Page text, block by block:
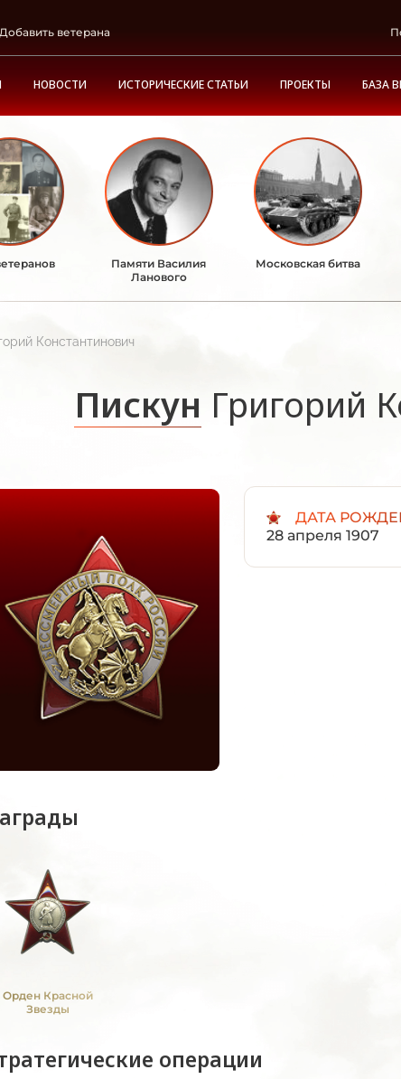
Добавить ветерана
НОВОСТИ ИСТОРИЧЕСКИЕ СТАТЬИ ПРОЕКТЫ БАЗА
Памяти Василия
Ланового
Московская битва
Константинович
Пискун Григорий
ДАТА
28 апреля 1907
Орден Красной
Звезды
операции